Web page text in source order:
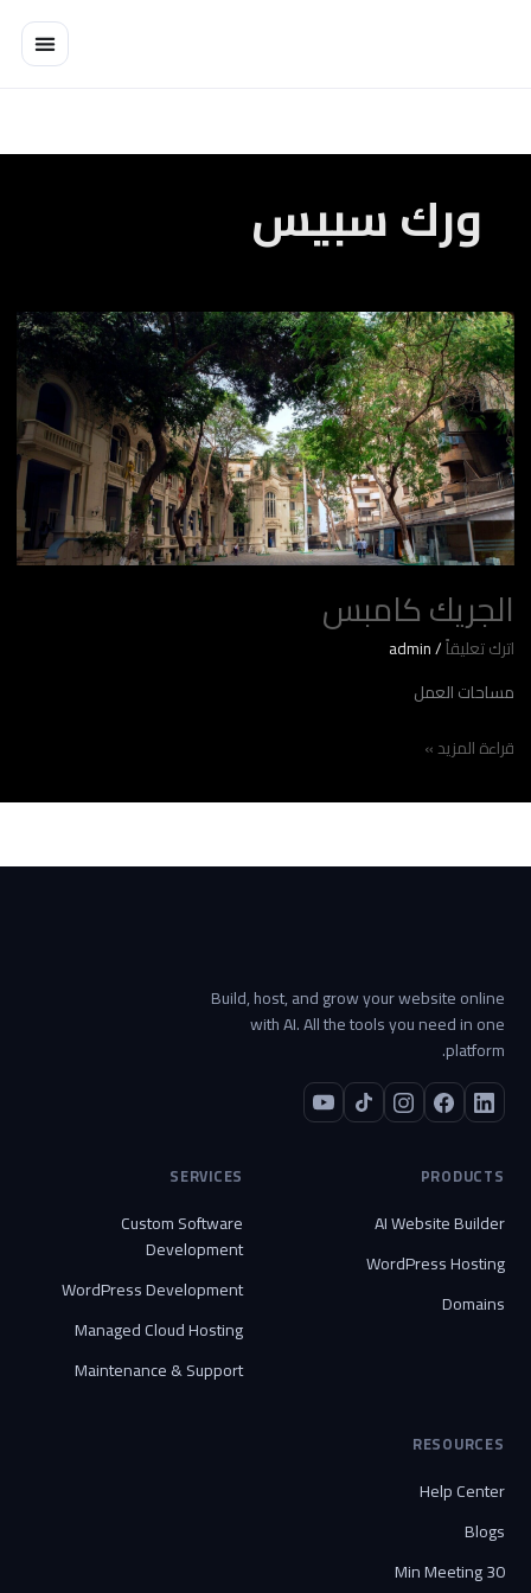
ورك سبيس
الجريك كامبس
اترك تعليقاً/
admin
مساحات العمل
الجريك
كامبس
قراءة المزيد »
Build, host, and grow your website online
with AI. All the tools you need in one
platform.
PRODUCTS
AI Website Builder
WordPress Hosting
Domains
SERVICES
Custom Software
Development
WordPress Development
Managed Cloud Hosting
Maintenance & Support
RESOURCES
Help Center
Blogs
30 Min Meeting